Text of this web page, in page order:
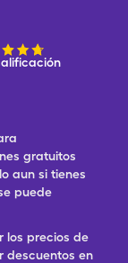
gratuitos
aun si tienes
puede
los precios de
descuentos en